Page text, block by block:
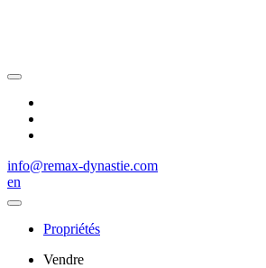
info@remax-dynastie.com
en
Propriétés
Vendre